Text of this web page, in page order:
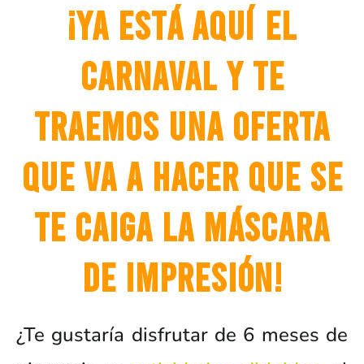
¡Ya está aquí el
carnaval y te
traemos una oferta
que va a hacer que se
te caiga la máscara
de impresión!
¿Te gustaría disfrutar de 6 meses de